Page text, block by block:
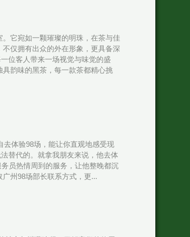
它宛如一颗璀璨的明珠，在茶与佳
仅拥有出众的外在形象，更具备深
位客人带来一场视觉与味觉的盛
韵味的黑茶，每一款茶都精心挑
体验98场，能让你直观地感受现
替代的。就拿我朋友来说，他去体
员热情周到的服务，让他整晚都沉
州98场部长联系方式，更...